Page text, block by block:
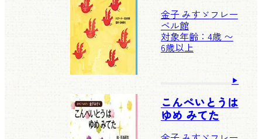
金子 みすゞ フレー
ベル館
対象年齢：4歳 〜
6歳以上
こんぺいとうは
ゆめ みてた